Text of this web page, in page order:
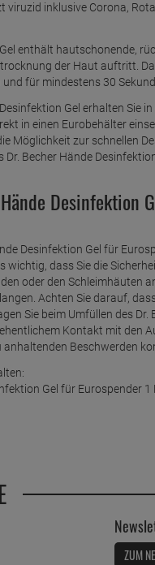
viruzid inklusive Corona,
enthält hautschonende,
der Haut auftritt.
für mindestens 30
Gel erhalten Sie
in einen Eurobehälter
Möglichkeit zur schnellen
Becher Hände
Desinfektion
Desinfektion Gel für
wichtig, dass Sie die
oder den Schleimhäuten
Achten Sie darauf,
Sie beim Umfüllen des
Kontakt mit den
anhaltenden Beschwerden
Gel für Eurospender 1
ZUM